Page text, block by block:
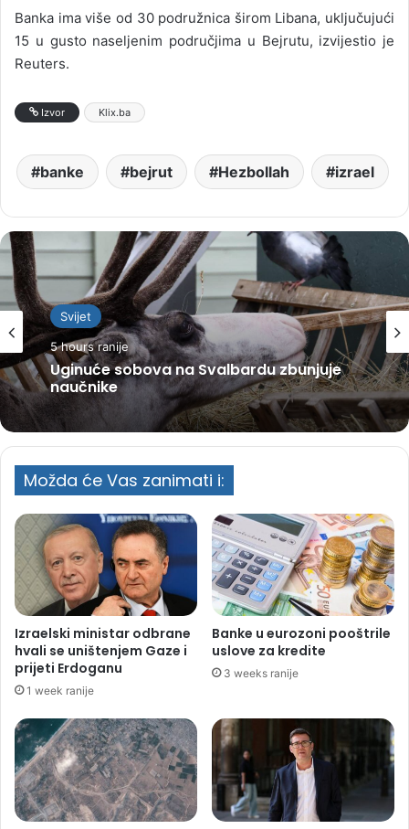
Banka ima više od 30 podružnica širom Libana, uključujući
15 u gusto naseljenim područjima u Bejrutu, izvijestio je
Reuters.
Izvor Klix.ba
banke bejrut Hezbollah izrael
Svijet
5 hours ranije
Uginuće sobova na Svalbardu zbunjuje
naučnike
Možda će Vas zanimati i:
Izraelski ministar odbrane
hvali se uništenjem Gaze i
prijeti Erdoganu
1 week ranije
Banke u eurozoni pooštrile
uslove za kredite
3 weeks ranije